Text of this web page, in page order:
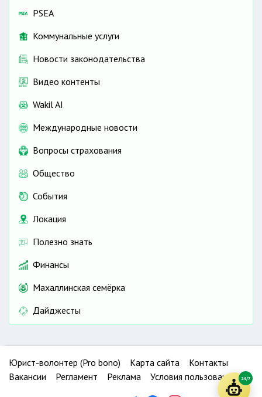
PSEA
Коммунальные услуги
Новости законодательства
Видео контенты
Wakil AI
Международные новости
Вопросы страхования
Общество
События
Локация
Полезно знать
Финансы
Махаллинская семёрка
Дайджесты
Юрист-волонтер (Pro bono) Карта сайта
Контакты
Вакансии
Регламент Реклама Условия пользования 24/7